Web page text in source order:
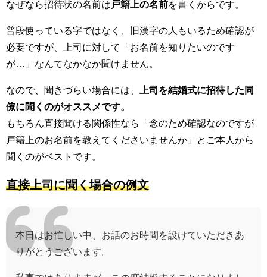
なぜなら招待状の名前は 戸籍上の名前を書くからです。
普段使っている字ではなく、旧漢字の人もいるため確認が
必要ですが、上司に対して「お名前を知りたいのです
が…」なんてなかなか聞けません。
なので、聞きづらい場合には、
上司を結婚式に招待した同
僚に聞くのがオススメです。
もちろん直接聞ける関係性なら「念のため確認なのですが
戸籍上のお名前を教えてくださいませんか」とご本人から
聞くのがベストです。
直接上司に聞く場合の例文
本日はお忙しい中、お話のお時間を設けていただきあ
りがとうございます。